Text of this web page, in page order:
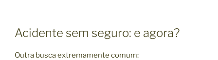
Acidente sem seguro: e agora?
Outra busca extremamente comum: